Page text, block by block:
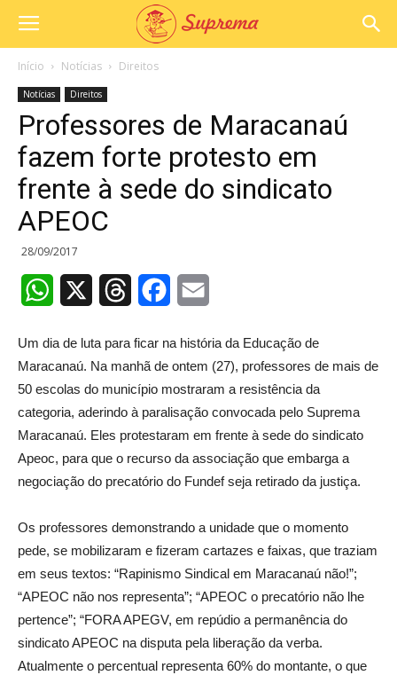
Início Notícias Direitos
Notícias Direitos
Professores de Maracanaú
fazem forte protesto em
frente à sede do sindicato
APEOC
28/09/2017
WhatsApp ThreadsFacebook
Um dia de luta para ficar na história da Educação de
Maracanaú. Na manhã de ontem (27), professores de mais de
50 escolas do município mostraram a resistência da
categoria, aderindo à paralisação convocada pelo Suprema
Maracanaú. Eles protestaram em frente à sede do sindicato
Apeoc, para que o recurso da associação que embarga a
negociação do precatório do Fundef seja retirado da justiça.
Os professores demonstrando a unidade que o momento
pede, se mobilizaram e fizeram cartazes e faixas, que traziam
em seus textos: “Rapinismo Sindical em Maracanaú não!”;
“APEOC não nos representa”; “APEOC o precatório não lhe
pertence”; “FORA APEGV, em repúdio a permanência do
sindicato APEOC na disputa pela liberação da verba.
Atualmente o percentual representa 60% do montante, o que